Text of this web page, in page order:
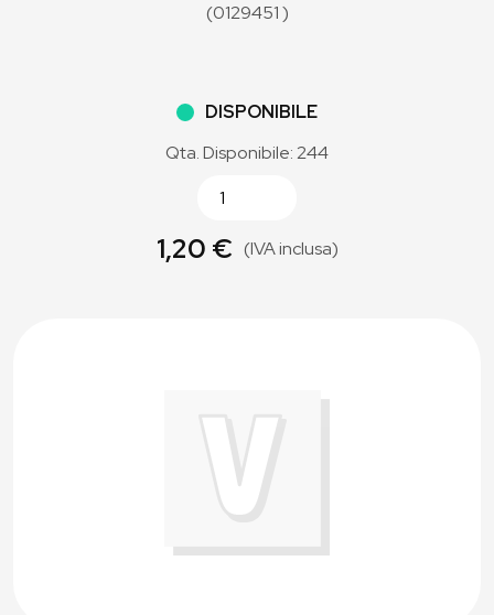
(0129451 )
DISPONIBILE
Qta. Disponibile: 244
1,20 € (IVA inclusa)